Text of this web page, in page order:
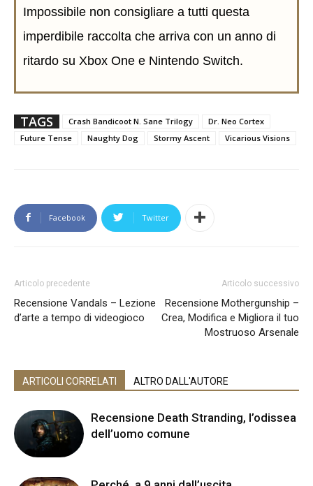
Impossibile non consigliare a tutti questa
imperdibile raccolta che arriva con un anno di
ritardo su Xbox One e Nintendo Switch.
TAGS Crash Bandicoot N. Sane Trilogy
Dr. Neo Cortex
Future Tense
Naughty Dog Stormy Ascent Vicarious Visions
Facebook Twitter
Articolo precedente
Recensione Vandals – Lezione
d’arte a tempo di videogioco
Articolo successivo
Recensione Mothergunship –
Crea, Modifica e Migliora il tuo
Mostruoso Arsenale
ARTICOLI CORRELATI ALTRO DALL'AUTORE
Recensione Death Stranding, l’odissea
dell’uomo comune